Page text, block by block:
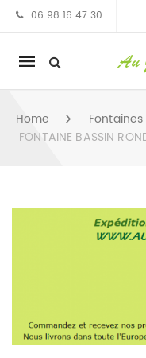
06 98 16 47 30
Mobile
navigation
Home
FONTAINE BASSIN